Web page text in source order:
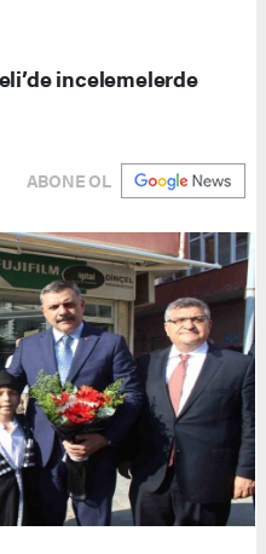
incelemelerde
ABONE OL